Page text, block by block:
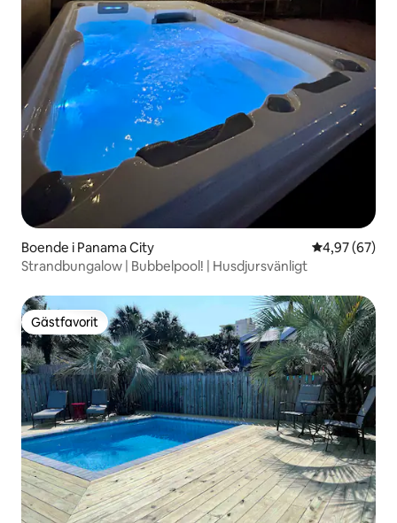
Boende i Panama City 4,97 av 5 i
4,97 (67)
Strandbungalow | Bubbelpool! | Husdjursvänligt
Gästfavorit
Gästfavorit